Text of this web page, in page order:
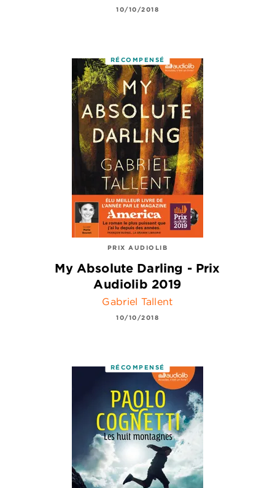
10/10/2018
RÉCOMPENSÉ
PRIX AUDIOLIB
My Absolute Darling - Prix
Audiolib 2019
Gabriel Tallent
10/10/2018
RÉCOMPENSÉ